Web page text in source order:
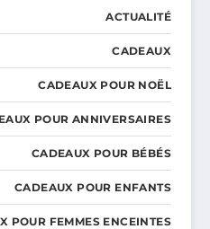
ACTUALITÉ
CADEAUX
CADEAUX POUR NOËL
POUR ANNIVERSAIRES
CADEAUX POUR BÉBÉS
CADEAUX POUR ENFANTS
POUR FEMMES ENCEINTES